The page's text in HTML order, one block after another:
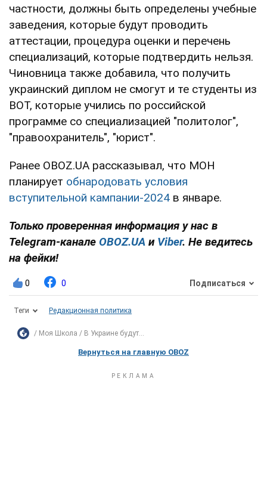
частности, должны быть определены учебные
заведения, которые будут проводить
аттестации, процедура оценки и перечень
специализаций, которые подтвердить нельзя.
Чиновница также добавила, что получить
украинский диплом не смогут и те студенты из
ВОТ, которые учились по российской
программе со специализацией "политолог",
"правоохранитель", "юрист".
Ранее OBOZ.UA рассказывал, что МОН
планирует обнародовать условия
вступительной кампании-2024 в январе.
Только проверенная информация у нас в
Telegram-канале OBOZ.UA и Viber. Не ведитесь
на фейки!
0 0 Подписаться
Теги Редакционная политика
Моя Школа В Украине будут...
Вернуться на главную OBOZ